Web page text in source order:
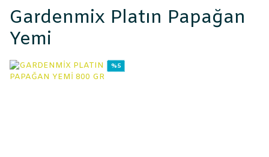
Gardenmix Platın Papağan
Yemi
%5